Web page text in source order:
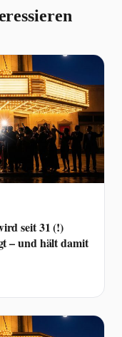
seit 31 (!)
– und hält damit